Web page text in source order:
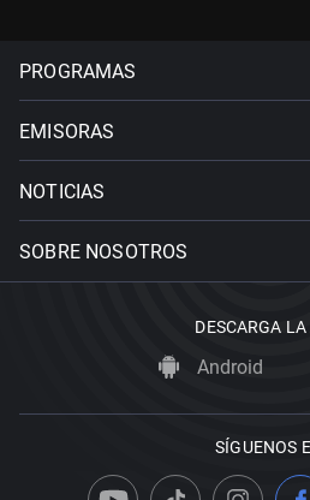
PROGRAMAS
EMISORAS
NOTICIAS
SOBRE NOSOTROS
DESCARGA
Android
SÍGUENOS